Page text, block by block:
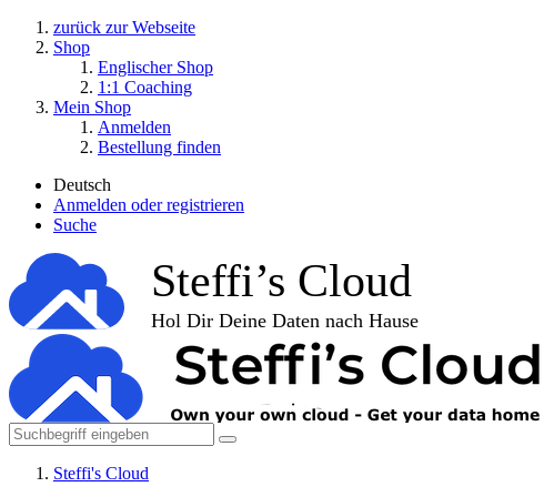
zurück zur Webseite
Shop
Englischer Shop
1:1 Coaching
Mein Shop
Anmelden
Bestellung finden
Deutsch
Anmelden oder registrieren
Suche
Steffi's Cloud